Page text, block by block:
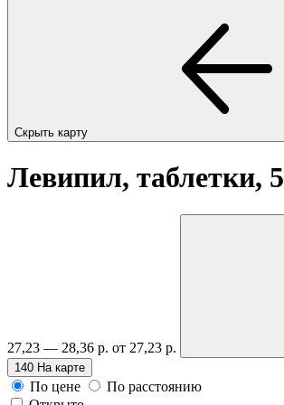
Скрыть карту
Левипил, таблетки,
27,23 — 28,36 р. от 27,23 р.
140 На карте
По цене
По расстоянию